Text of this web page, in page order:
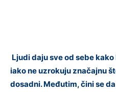
Ljudi daju sve od sebe
iako ne uzrokuju značajnu
dosadni. Međutim, čini se